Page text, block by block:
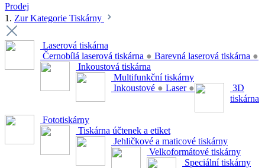
Prodej
1. Zur Kategorie Tiskárny
Laserová tiskárna
Černobílá laserová tiskárna ● Barevná laserová tiskárna ●
Inkoustová tiskárna
Multifunkční tiskárny
Inkoustové ● Laser ●
3D
tiskárna
Fototiskárny
Tiskárna účtenek a etiket
Jehličkové a maticové tiskárny
Velkoformátové tiskárny
Speciální tiskárny